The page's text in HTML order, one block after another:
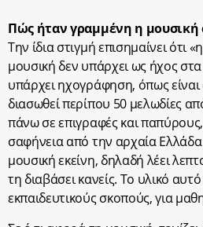
Πώς ήταν γραμμένη η μουσική
Την ίδια στιγμή επισημαίνει ότι
μουσική δεν υπάρχει ως ήχος στα
υπάρχει ηχογράφηση, όπως
διασωθεί περίπου 50 μελωδίες
πάνω σε επιγραφές και
σαφήνεια από την αρχαία
μουσική εκείνη, δηλαδή λέει
τη διαβάσει κανείς. Το υλικό αυτό
εκπαιδευτικούς σκοπούς, για